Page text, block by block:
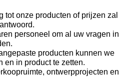
tot onze producten of prijzen zal
personeel om al uw vragen in
producten kunnen we
en in product te zetten.
ontwerpprojecten en